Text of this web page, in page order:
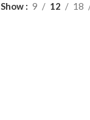
Show 9 12 18